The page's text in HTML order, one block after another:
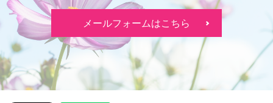
メールフォームはこちら